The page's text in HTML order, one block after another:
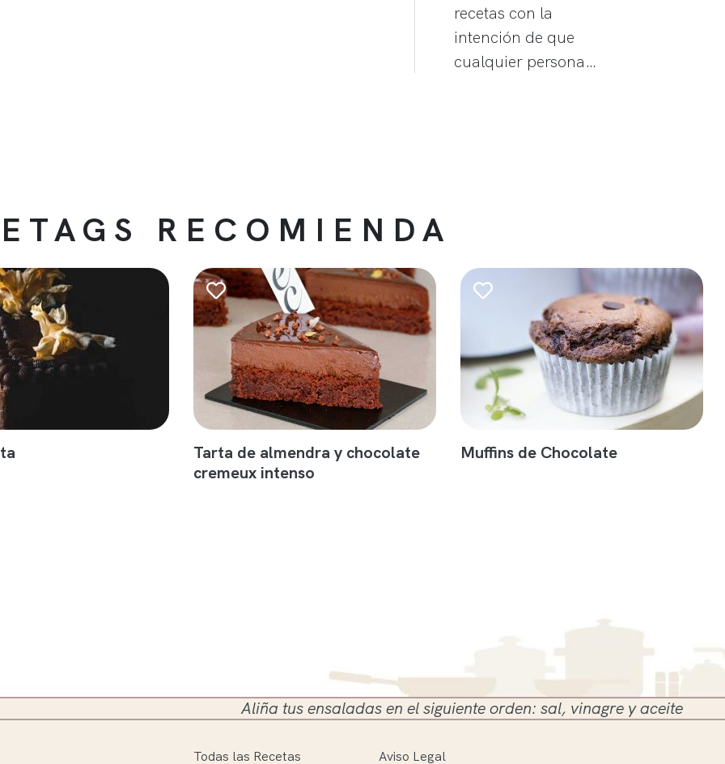
recetas con la
intención de que
cualquier persona…
RECOMIENDA
Tarta de almendra y chocolate
cremeux intenso
Muffins de Chocolate
Aliña tus ensaladas en el siguiente orden: sal, vinagre y aceite
Todas las Recetas Aviso Legal